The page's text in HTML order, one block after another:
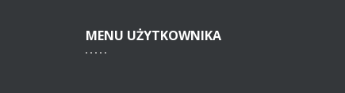
MENU UŻYTKOWNIKA